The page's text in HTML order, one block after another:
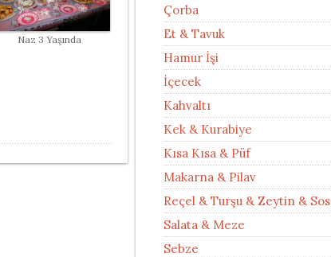
Naz 3 Yaşında
Çorba
Et & Tavuk
Hamur İşi
İçecek
Kahvaltı
Kek & Kurabiye
Kısa Kısa & Püf
Makarna & Pilav
Reçel & Turşu & Zeytin & Sos
Salata & Meze
Sebze